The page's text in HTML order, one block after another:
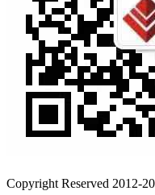
Copyright Reserved 2012-